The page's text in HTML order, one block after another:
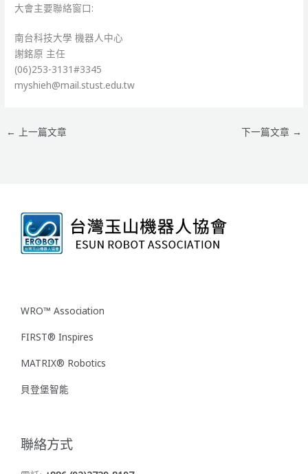
大會主要聯絡窗口:
南台科技大學 機器人中心
謝銘原 主任
(06)253-3131#3345
myshieh@mail.stust.edu.tw
← 上一篇文章 下一篇文章 →
WRO™ Association
FIRST® Inspires
MATRIX® Robotics
貝登堡智能
聯絡方式